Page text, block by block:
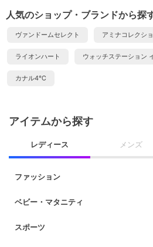
人気のショップ・ブランドから探
ヴァンドームセレクト アミナコレクシ
ライオンハート ウォッチステーション
カナル4℃
アイテムから探す
レディース メンズ
ファッション
ベビー・マタニティ
スポーツ